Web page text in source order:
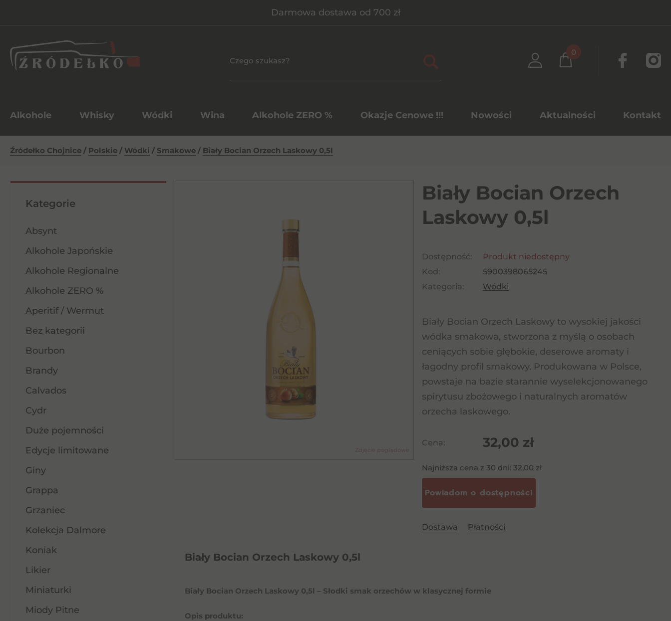
Darmowa dostawa od 700 zł
0
Alkohole Whisky Wódki Wina Alkohole ZERO % Okazje Cenowe !!! Nowości Aktualności Kontakt
Źródełko Chojnice / Polskie / Wódki / Smakowe / Biały Bocian Orzech Laskowy 0,5l
Kategorie
Absynt
Alkohole Japońskie
Alkohole Regionalne
Alkohole ZERO %
Aperitif / Wermut
Bez kategorii
Bourbon
Brandy
Calvados
Cydr
Duże pojemności
Edycje limitowane
Giny
Grappa
Grzaniec
Kolekcja Dalmore
Koniak
Likier
Miniaturki
Miody Pitne
Biały Bocian Orzech
Laskowy 0,5l
Dostępność:
Produkt niedostępny
Kod:
5900398065245
Kategoria:
Wódki
Biały Bocian Orzech Laskowy to wysokiej jakości
wódka smakowa, stworzona z myślą o osobach
ceniących sobie głębokie, deserowe aromaty i
łagodny profil smakowy. Produkowana w Polsce,
powstaje na bazie starannie wyselekcjonowanego
spirytusu zbożowego i naturalnych aromatów
orzecha laskowego.
Cena: 32,00 zł
Najniższa cena z 30 dni: 32,00 zł
Dostawa Płatności
Biały Bocian Orzech Laskowy 0,5l
Biały Bocian Orzech Laskowy 0,5l – Słodki smak orzechów w klasycznej formie
Opis produktu: